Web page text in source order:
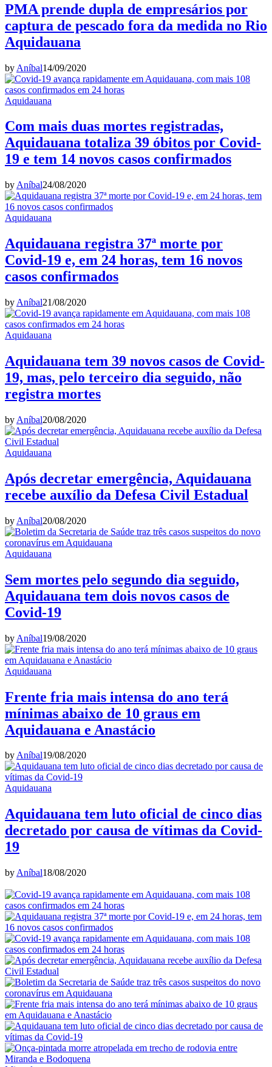
PMA prende dupla de empresários por
captura de pescado fora da medida no Rio
Aquidauana
by Aníbal14/09/2020
Aquidauana
Com mais duas mortes registradas,
Aquidauana totaliza 39 óbitos por Covid-
19 e tem 14 novos casos confirmados
by Aníbal24/08/2020
Aquidauana
Aquidauana registra 37ª morte por
Covid-19 e, em 24 horas, tem 16 novos
casos confirmados
by Aníbal21/08/2020
Aquidauana
Aquidauana tem 39 novos casos de Covid-
19, mas, pelo terceiro dia seguido, não
registra mortes
by Aníbal20/08/2020
Aquidauana
Após decretar emergência, Aquidauana
recebe auxílio da Defesa Civil Estadual
by Aníbal20/08/2020
Aquidauana
Sem mortes pelo segundo dia seguido,
Aquidauana tem dois novos casos de
Covid-19
by Aníbal19/08/2020
Aquidauana
Frente fria mais intensa do ano terá
mínimas abaixo de 10 graus em
Aquidauana e Anastácio
byAníbal19/08/2020
Aquidauana
Aquidauana tem luto oficial de cinco dias
decretado por causa de vítimas da Covid-
19
by Aníbal18/08/2020